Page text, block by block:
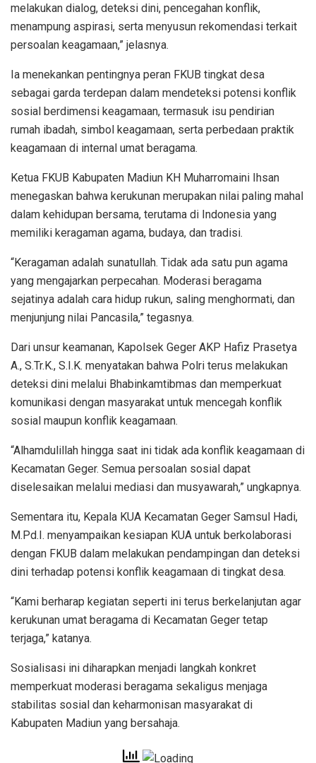
melakukan dialog, deteksi dini, pencegahan konflik,
menampung aspirasi, serta menyusun rekomendasi terkait
persoalan keagamaan,” jelasnya.
Ia menekankan pentingnya peran FKUB tingkat desa
sebagai garda terdepan dalam mendeteksi potensi konflik
sosial berdimensi keagamaan, termasuk isu pendirian
rumah ibadah, simbol keagamaan, serta perbedaan praktik
keagamaan di internal umat beragama.
Ketua FKUB Kabupaten Madiun KH Muharromaini Ihsan
menegaskan bahwa kerukunan merupakan nilai paling mahal
dalam kehidupan bersama, terutama di Indonesia yang
memiliki keragaman agama, budaya, dan tradisi.
“Keragaman adalah sunatullah. Tidak ada satu pun agama
yang mengajarkan perpecahan. Moderasi beragama
sejatinya adalah cara hidup rukun, saling menghormati, dan
menjunjung nilai Pancasila,” tegasnya.
Dari unsur keamanan, Kapolsek Geger AKP Hafiz Prasetya
A., S.Tr.K., S.I.K. menyatakan bahwa Polri terus melakukan
deteksi dini melalui Bhabinkamtibmas dan memperkuat
komunikasi dengan masyarakat untuk mencegah konflik
sosial maupun konflik keagamaan.
“Alhamdulillah hingga saat ini tidak ada konflik keagamaan di
Kecamatan Geger. Semua persoalan sosial dapat
diselesaikan melalui mediasi dan musyawarah,” ungkapnya.
Sementara itu, Kepala KUA Kecamatan Geger Samsul Hadi,
M.Pd.I. menyampaikan kesiapan KUA untuk berkolaborasi
dengan FKUB dalam melakukan pendampingan dan deteksi
dini terhadap potensi konflik keagamaan di tingkat desa.
“Kami berharap kegiatan seperti ini terus berkelanjutan agar
kerukunan umat beragama di Kecamatan Geger tetap
terjaga,” katanya.
Sosialisasi ini diharapkan menjadi langkah konkret
memperkuat moderasi beragama sekaligus menjaga
stabilitas sosial dan keharmonisan masyarakat di
Kabupaten Madiun yang bersahaja.